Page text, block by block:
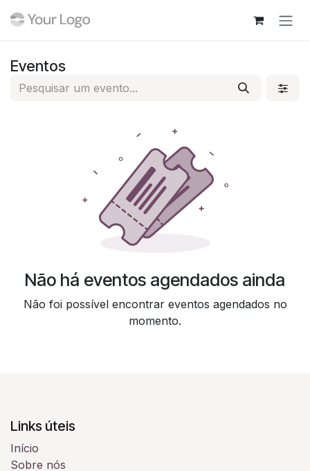
Eventos
Não há eventos agendados ainda
Não foi possível encontrar eventos agendados no
momento.
Links úteis
Início
Sobre nós